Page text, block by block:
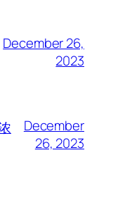
December 26,
2023
December
26, 2023